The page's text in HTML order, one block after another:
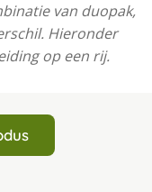
van duopak,
Hieronder
op een rij.